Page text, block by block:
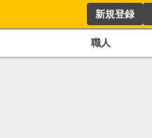
新規登録
職人